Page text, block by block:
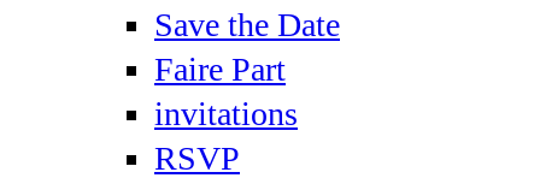
Save the Date
Faire Part
invitations
RSVP